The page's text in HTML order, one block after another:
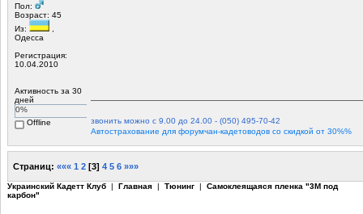
Пол:
Возраст: 45
Из:
Одесса
Регистрация:
10.04.2010
Активность за 30
дней
0%
Offline
звонить можно с 9.00 до 24.00 - (050) 495-70-42
Автострахование для форумчан-кадетоводов со скидкой от 30%%
Страниц: ««« 1 2 [3] 4 5 6 »»»
Украинский Кадетт Клуб | Главная | Тюнинг | Самоклеящаяся пленка "3М под
карбон"